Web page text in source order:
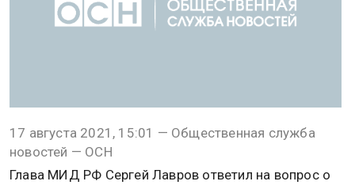
17 августа 2021, 15:01 — Общественная служба
новостей — ОСН
Глава МИД РФ Сергей Лавров ответил на вопрос о